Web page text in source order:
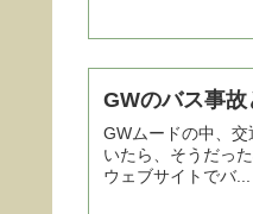
GWのバス事
GWムードの中、
いたら、そうだっ
ウェブサイトでバ...